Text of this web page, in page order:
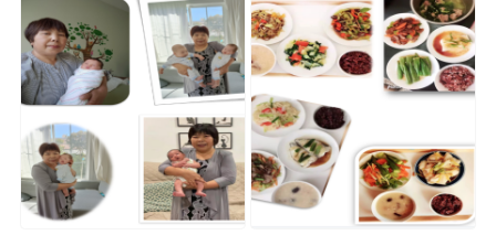
华人社区信息发布规范》
华人社区账号注册及使用规范》
洛杉矶热点 娱乐八卦 同乡联谊